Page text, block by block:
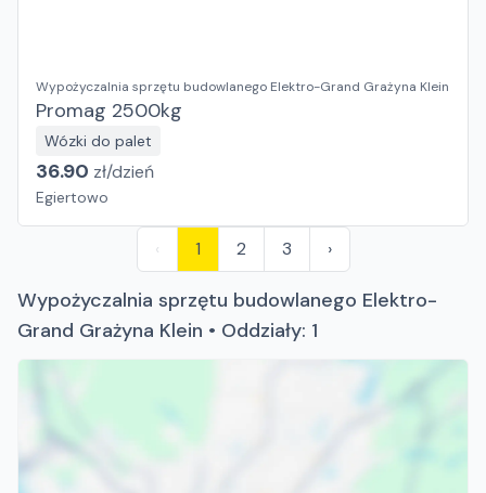
Wypożyczalnia sprzętu budowlanego Elektro-Grand Grażyna Klein
Promag 2500kg
Wózki do palet
36.90 zł/dzień
Egiertowo
‹ 1 2 3 ›
Wypożyczalnia sprzętu budowlanego Elektro-
Grand Grażyna Klein • Oddziały: 1